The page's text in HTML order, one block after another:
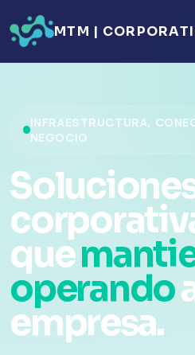
MTM |
INFRAESTRUCTURA,
NEGOCIO
que
operando
empresa.